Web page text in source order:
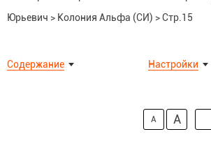
Юрьевич > Колония Альфа (СИ) >Стр.15
Содержание Настройки
A A